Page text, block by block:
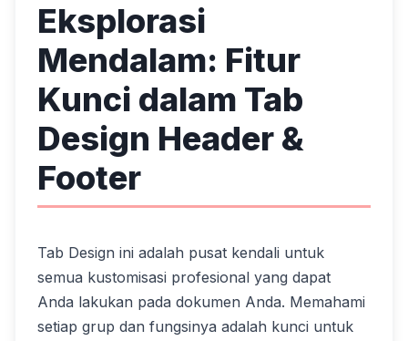
Eksplorasi
Mendalam: Fitur
Kunci dalam Tab
Design Header &
Footer
Tab Design ini adalah pusat kendali untuk
semua kustomisasi profesional yang dapat
Anda lakukan pada dokumen Anda. Memahami
setiap grup dan fungsinya adalah kunci untuk